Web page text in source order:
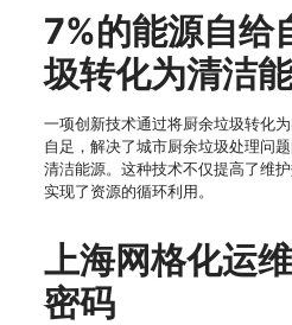
7%的能源自给
圾转化为清洁
一项创新技术通过将厨余垃圾转化
自足，解决了城市厨余垃圾处理问
清洁能源。这种技术不仅提高了维
实现了资源的循环利用。
上海网格化运
密码